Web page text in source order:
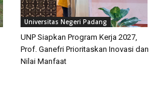
Universitas Negeri Padang
UNP Siapkan Program Kerja 2027,
Prof. Ganefri Prioritaskan Inovasi dan
Nilai Manfaat